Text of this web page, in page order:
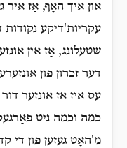
און איך האָף, אַז איר
עקריות'דיקע נקודות
שטעלונג, אַז אין
דער זכרון פון
עס איז אַז אונזער
כמה וכמה ניט
מ'האָט געזען פון די